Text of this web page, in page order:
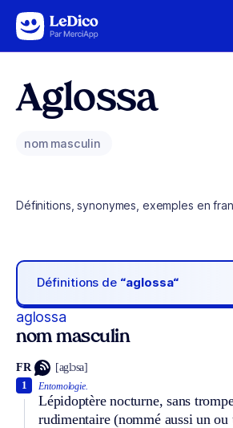
Aller au contenu
Aglossa
nom masculin
Définitions, synonymes, exemples en
Définitions de “aglossa“
aglossa
nom masculin
FR [aglɔsa]
Entomologie.
Lépidoptère nocturne, sans
rudimentaire (nommé aussi un ou
1